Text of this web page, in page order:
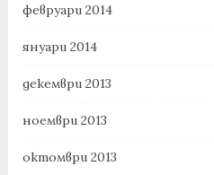
февруари 2014
януари 2014
декември 2013
ноември 2013
октомври 2013